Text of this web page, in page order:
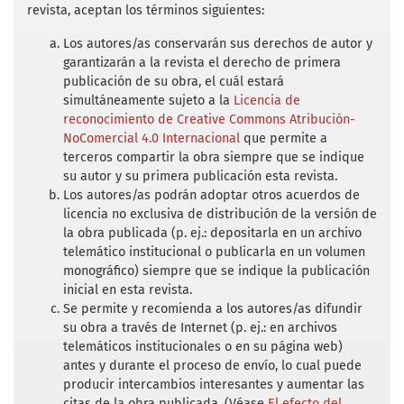
o
o
e
r
A
p
real ánimo” a los ojos de Argos: aguardiente
y gubernamentalidad en Costa Rica (1750-
1834). Revista Estudios. (27), 1-35.
Flores E. y T. Lozano (1998). Memorias sobre
las bebidas de la Nueva España, sus efectos
y sus gravámenes excesivos. En Historias,
(39), 117-147.
Lozano, T. (2005). El chinguirito vindicado. El
contrabando de aguardiente de caña y la
política colonial, México: IIH, UNAM.
Irigoin A. y R. Grafe. (2012). Absolutismo
negociado: la trayectoria hispana en la
formación del Estado y el Imperio. En C.
Marichal y J. Grafenstein (coords.), El secreto
del Imperio español: los situados coloniales
revista, aceptan los términos siguientes:
Los autores/as conservarán sus derechos de autor y
garantizarán a la revista el derecho de primera
publicación de su obra, el cuál estará
simultáneamente sujeto a la Licencia de
reconocimiento de Creative Commons Atribución-
NoComercial 4.0 Internacional que permite a
terceros compartir la obra siempre que se indique
su autor y su primera publicación esta revista.
Los autores/as podrán adoptar otros acuerdos de
licencia no exclusiva de distribución de la versión de
la obra publicada (p. ej.: depositarla en un archivo
telemático institucional o publicarla en un volumen
monográfico) siempre que se indique la publicación
inicial en esta revista.
Se permite y recomienda a los autores/as difundir
su obra a través de Internet (p. ej.: en archivos
telemáticos institucionales o en su página web)
antes y durante el proceso de envío, lo cual puede
producir intercambios interesantes y aumentar las